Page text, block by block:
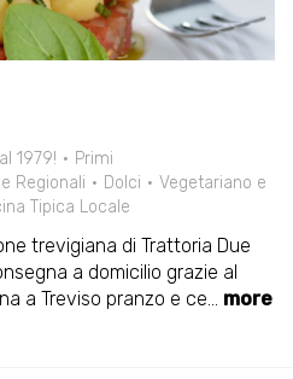
1979!
Primi
Regionali Dolci
Vegetariano e
Tipica Locale
trevigiana di Trattoria Due
a domicilio grazie al
a Treviso pranzo e ce... more